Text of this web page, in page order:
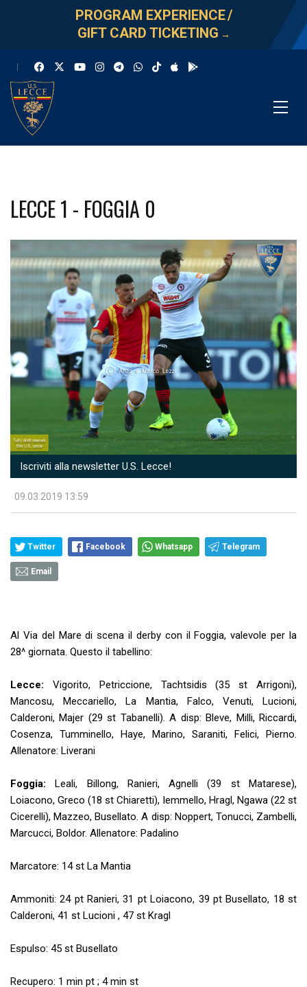
PROGRAM EXPERIENCE/
GIFT CARD TICKETING →
LECCE 1 - FOGGIA 0
Iscriviti alla newsletter U.S. Lecce!
09.03.2019 13:59
Twitter Facebook Whatsapp Telegram
Email
Al Via del Mare di scena il derby con il Foggia, valevole per la
28^ giornata. Questo il tabellino:
Lecce: Vigorito, Petriccione, Tachtsidis (35 st Arrigoni),
Mancosu, Meccariello, La Mantia, Falco, Venuti, Lucioni,
Calderoni, Majer (29 st Tabanelli). A disp: Bleve, Milli, Riccardi,
Cosenza, Tumminello, Haye, Marino, Saraniti, Felici, Pierno.
Allenatore: Liverani
Foggia:Leali, Billong, Ranieri, Agnelli (39 st Matarese),
Loiacono, Greco (18 st Chiaretti), Iemmello, Hragl, Ngawa (22 st
Cicerelli), Mazzeo, Busellato. A disp: Noppert, Tonucci, Zambelli,
Marcucci, Boldor. Allenatore: Padalino
Marcatore: 14 st La Mantia
Ammoniti: 24 pt Ranieri, 31 pt Loiacono, 39 pt Busellato, 18 st
Calderoni, 41 st Lucioni , 47 st Kragl
Espulso: 45 st Busellato
Recupero: 1 min pt ; 4 min st